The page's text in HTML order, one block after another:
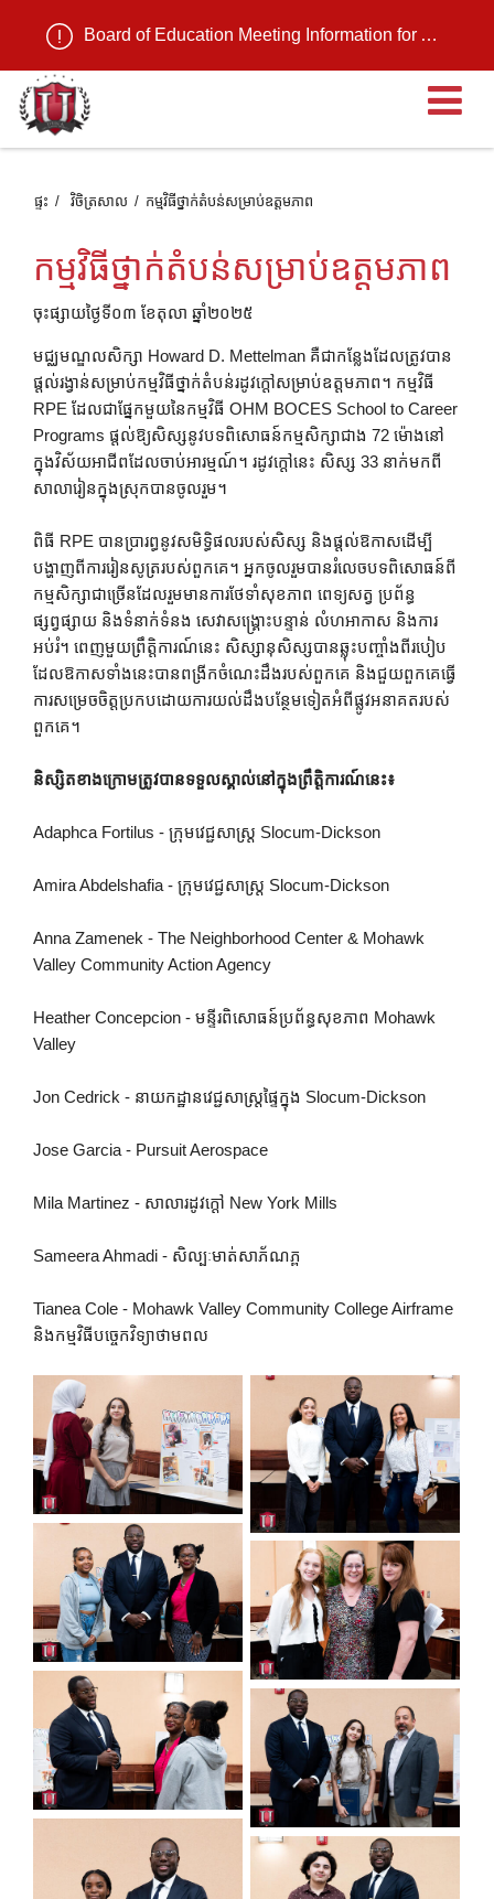
Board of Education Meeting Information for August 11, 2026
ប
ផ្ទះ វិចិត្រសាល កម្មវិធីថ្នាក់តំបន់សម្រាប់ឧត្តមភាព
កម្មវិធីថ្នាក់តំបន់សម្រាប់ឧត្តមភាព
ចុះផ្សាយថ្ងៃទី០៣ ខែតុលា ឆ្នាំ២០២៥
មជ្ឈមណ្ឌលសិក្សា Howard D. Mettelman គឺជាកន្លែងដែលត្រូវបាន
ផ្តល់រង្វាន់សម្រាប់កម្មវិធីថ្នាក់តំបន់រដូវក្តៅសម្រាប់ឧត្តមភាព។ កម្មវិធី
RPE ដែលជាផ្នែកមួយនៃកម្មវិធី OHM BOCES School to Career
Programs ផ្តល់ឱ្យសិស្សនូវបទពិសោធន៍កម្មសិក្សាជាង 72 ម៉ោងនៅ
ក្នុងវិស័យអាជីពដែលចាប់អារម្មណ៍។ រដូវក្តៅនេះ សិស្ស 33 នាក់មកពី
សាលារៀនក្នុងស្រុកបានចូលរួម។
ពិធី RPE បានប្រារព្ធនូវសមិទ្ធិផលរបស់សិស្ស និងផ្តល់ឱកាសដើម្បី
បង្ហាញពីការរៀនសូត្ររបស់ពួកគេ។ អ្នកចូលរួមបានរំលេចបទពិសោធន៍ពី
កម្មសិក្សាជាច្រើនដែលរួមមានការថែទាំសុខភាព ពេទ្យសត្វ ប្រព័ន្ធ
ផ្សព្វផ្សាយ និងទំនាក់ទំនង សេវាសង្គ្រោះបន្ទាន់ លំហអាកាស និងការ
អប់រំ។ ពេញមួយព្រឹត្តិការណ៍នេះ សិស្សានុសិស្សបានឆ្លុះបញ្ចាំងពីរបៀប
ដែលឱកាសទាំងនេះបានពង្រីកចំណេះដឹងរបស់ពួកគេ និងជួយពួកគេធ្វើ
ការសម្រេចចិត្តប្រកបដោយការយល់ដឹងបន្ថែមទៀតអំពីផ្លូវអនាគតរបស់
ពួកគេ។
និស្សិតខាងក្រោមត្រូវបានទទួលស្គាល់នៅក្នុងព្រឹត្តិការណ៍នេះ៖
Adaphca Fortilus - ក្រុមវេជ្ជសាស្ត្រ Slocum-Dickson
Amira Abdelshafia - ក្រុមវេជ្ជសាស្ត្រ Slocum-Dickson
Anna Zamenek - The Neighborhood Center & Mohawk
Valley Community Action Agency
Heather Concepcion - មន្ទីរពិសោធន៍ប្រព័ន្ធសុខភាព Mohawk
Valley
Jon Cedrick - នាយកដ្ឋានវេជ្ជសាស្ត្រផ្ទៃក្នុង Slocum-Dickson
Jose Garcia - Pursuit Aerospace
Mila Martinez - សាលារដូវក្តៅ New York Mills
Sameera Ahmadi - សិល្បៈមាត់សាភ័ណភ្ព
Tianea Cole - Mohawk Valley Community College Airframe
និងកម្មវិធីបច្ចេកវិទ្យាថាមពល